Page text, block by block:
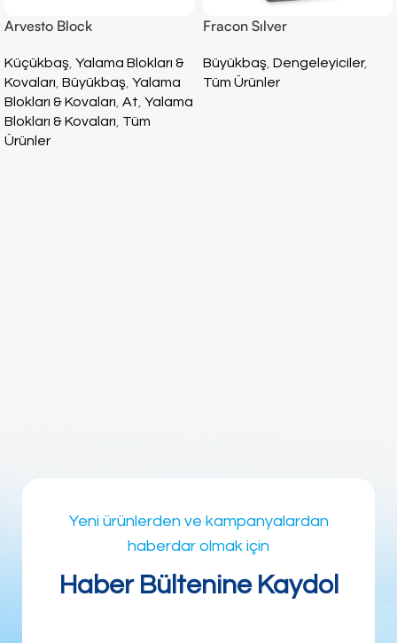
Arvesto Block
Küçükbaş Yalama Blokları &
Kovaları Büyükbaş Yalama
Blokları & Kovaları At Yalama
Blokları & Kovaları Tüm
Ürünler
Fracon Sılver
Büyükbaş Dengeleyiciler,
Tüm Ürünler
Yeni ürünlerden ve kampanyalardan
haberdar olmak için
Haber Bültenine Kaydol